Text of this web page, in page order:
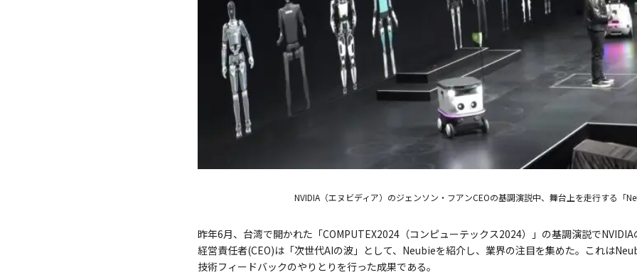
NVIDIA（エヌビディア）のジェンソン・フアンCEOの基調演説中、舞台上を走行する「
昨年6月、台湾で開かれた「COMPUTEX2024（コンピューテックス2024）」の基調演説で
経営責任者(CEO)は「次世代AIの波」として、Neubieを紹介し、業界の注目を集めた。これは
技術フィードバックのやりとりを行った成果である。